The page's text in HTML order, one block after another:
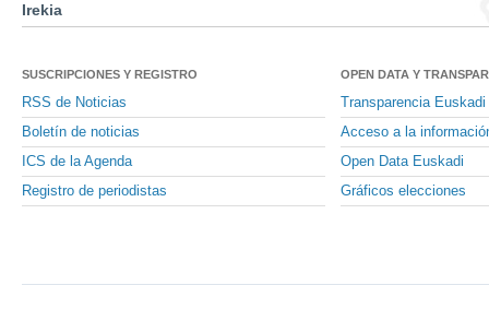
Irekia
SUSCRIPCIONES Y REGISTRO
RSS de Noticias
Boletín de noticias
ICS de la Agenda
Registro de periodistas
OPEN DATA Y
Transparencia Euskadi
Acceso a la
Open Data Euskadi
Gráficos elecciones